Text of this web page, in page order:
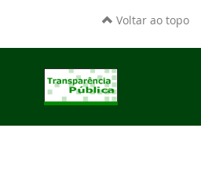
Voltar ao topo